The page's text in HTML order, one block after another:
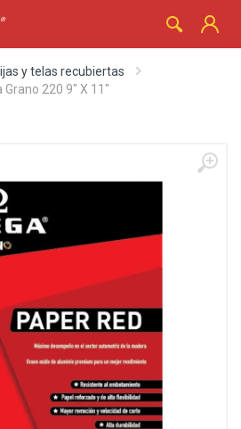
Lijas y telas recubiertas
Grano 220 9" X 11"